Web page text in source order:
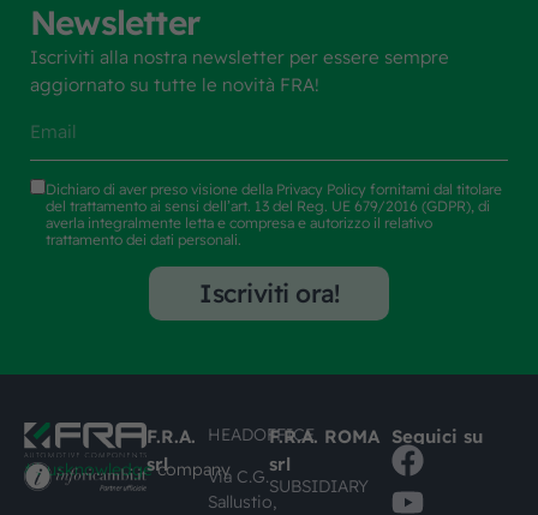
Newsletter
Iscriviti alla nostra newsletter per essere sempre
aggiornato su tutte le novità FRA!
Dichiaro di aver preso visione della Privacy Policy fornitami dal titolare
del trattamento ai sensi dell’art. 13 del Reg. UE 679/2016 (GDPR), di
averla integralmente letta e compresa e autorizzo il relativo
trattamento dei dati personali.
Iscriviti ora!
#busknowledgecompany
F.R.A.
srl
HEADOFFICE
Via C.G.
Sallustio,
F.R.A. ROMA
srl
SUBSIDIARY
Seguici su